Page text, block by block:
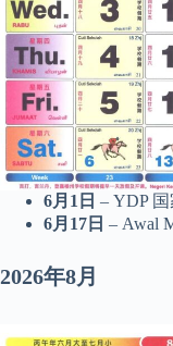
6月1日 – YDP
6月17日 – Awal
2026年8月